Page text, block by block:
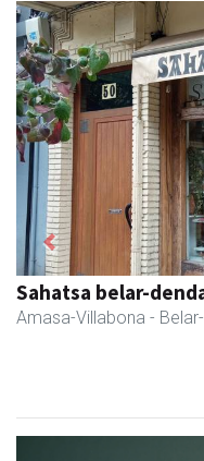
Sahatsa belar-
Amasa-Villabona -
Previous